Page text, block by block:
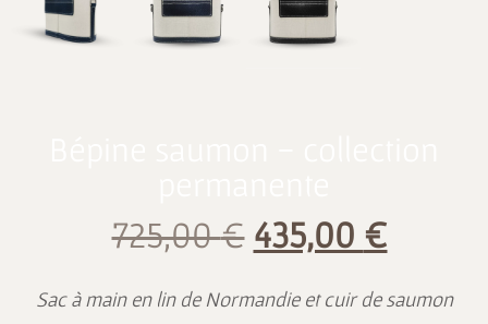
725,00€ 435,00 €
Sac à main en lin de Normandie et cuir de saumon